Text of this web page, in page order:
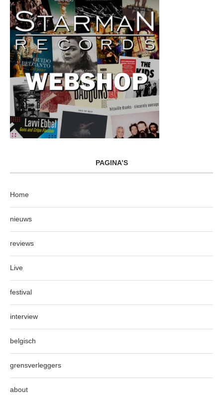
PAGINA’S
Home
nieuws
reviews
Live
festival
interview
belgisch
grensverleggers
about